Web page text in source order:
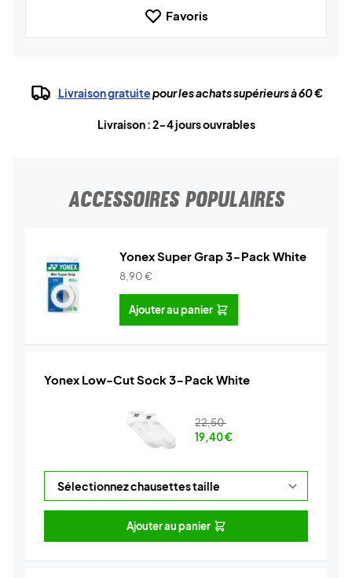
Favoris
Livraison gratuitepour les achats supérieurs à 60 €
Livraison : 2-4 jours ouvrables
ACCESSOIRES POPULAIRES
Yonex Super Grap 3-Pack White
8,90€
Ajouter au panier
Yonex Low-Cut Sock 3-Pack White
22,50
19,40€
Ajouter au panier